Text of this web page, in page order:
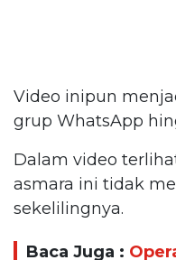
Video inipun
grup WhatsApp
Dalam video
asmara ini tidak
sekelilingnya.
Baca Juga :